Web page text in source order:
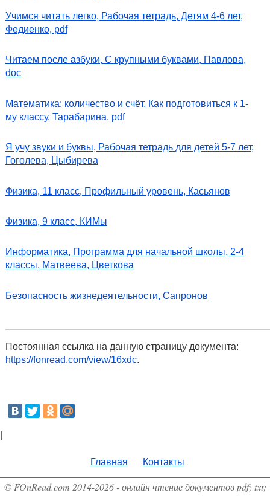
Учимся читать легко, Рабочая тетрадь, Детям 4-6 лет,
Федиенко, pdf
Читаем после азбуки, С крупными буквами, Павлова,
doc
Математика: количество и счёт, Как подготовиться к 1-
му классу, Тарабарина, pdf
Я учу звуки и буквы, Рабочая тетрадь для детей 5-7 лет,
Гоголева, Цыбирева
Физика, 11 класс, Профильный уровень, Касьянов
Физика, 9 класс, КИМы
Информатика, Программа для начальной школы, 2-4
классы, Матвеева, Цветкова
Безопасность жизнедеятельности, Сапронов
Постоянная ссылка на данную страницу документа:
https://fonread.com/view/16xdc.
Главная Контакты
© FOnRead.com 2014-2026 - онлайн чтение документов pdf; txt;